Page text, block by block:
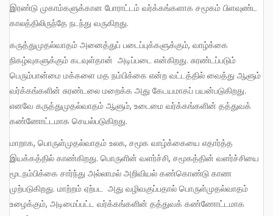
இரண்டு முகாம்களுக்கான போராட்டம் வர்க்கங்களாக சமூகம் பிளவுண்ட
காலத்திலிருந்தே நடந்து வருகிறது.
கருத்துமுதல்வாதம் அனைத்துப் படைப்புக்களுக்கும், வாழ்க்கை
நிகழ்வுகளுக்கும் கடவுள்தான் அடிப்படை என்கிறது. சுரண்டப்படும்
பெரும்பான்மை மக்களை மத நம்பிக்கை என்ற வட்டத்தில் வைத்து ஆளும்
வர்க்கங்களின் சுரண்டலை மறைக்க அது கேடயமாகப் பயன்படுகிறது.
எனவே கருத்துமுதல்வாதம் ஆளும், உடைமை வர்க்கங்களின் தத்துவக்
கண்ணோட்டமாக செயல்படுகிறது.
மாறாக, பொருள்முதல்வாதம் உலக, சமூக வாழ்க்கையை எதார்த்த
இயக்கத்தில் காண்கிறது. பொருளின் வளர்ச்சி, சமூகத்தின் வளர்ச்சியை
மூடநம்பிக்கை சார்ந்து அல்லாமல் அறிவியல் கண்கொண்டு காண
முற்படுகிறது. மாற்றம் ஏற்பட அது வழிவகுப்பதால் பொருள்முதல்வாதம்
உழைக்கும், அடிமைப்பட்ட வர்க்கங்களின் தத்துவக் கண்ணோட்டமாக